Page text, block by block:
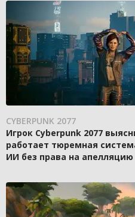
CYBERPUNK 2077
Игрок Cyberpunk 2077
работает тюремная
ИИ без права на апелляцию